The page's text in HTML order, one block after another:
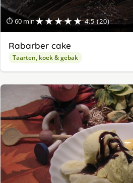
⏱ 60 min★★★★★ 4.5 (20)
Rabarber cake
Taarten, koek & gebak